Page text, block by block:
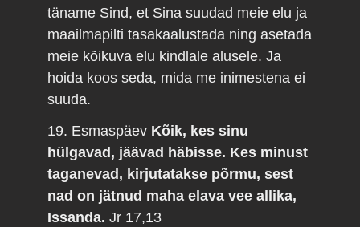
täname Sind, et Sina suudad meie elu ja
maailmapilti tasakaalustada ning asetada
meie kõikuva elu kindlale alusele. Ja
hoida koos seda, mida me inimestena ei
suuda.
19. Esmaspäev Kõik, kes sinu
hülgavad, jäävad häbisse. Kes minust
taganevad, kirjutatakse põrmu, sest
nad on jätnud maha elava vee allika,
Issanda.Jr 17,13